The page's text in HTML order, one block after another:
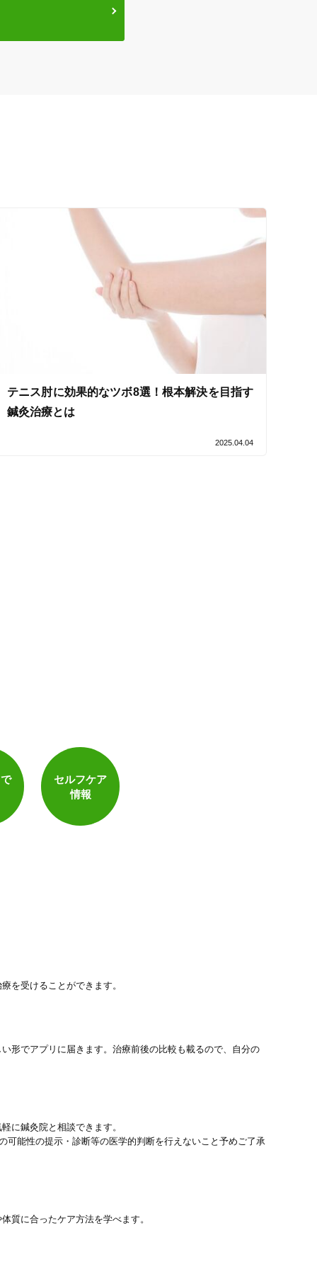
セルフケアアドバイス
テニス肘に効果的なツボ8選！根本解決を目指す
鍼灸治療とは
2025.04.04
セルフケア
情報
を受けることができます。
形でアプリに届きます。治療前後の比較も載るので、自分の
に鍼灸院と相談できます。
能性の提示・診断等の医学的判断を行えないこと予めご了承
質に合ったケア方法を学べます。